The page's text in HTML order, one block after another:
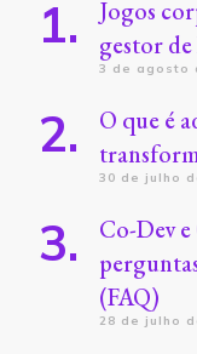
Jogos
gestor
3 de agosto
O que é
30 de julho
Co-Dev
(FAQ)
28 de julho